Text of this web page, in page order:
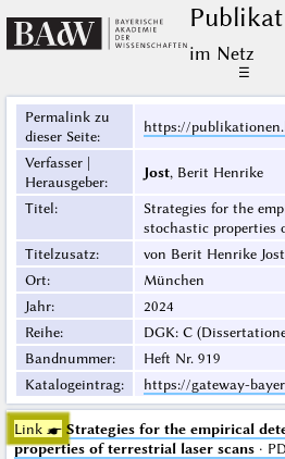
im Netz
☰
Permalink zu
dieser Seite:
https://
Verfasser |
Herausgeber:
Jost, Berit Henrike
Titel:
Strategies for the
stochastic properties
Titelzusatz:
von Berit Henrike
Ort:
München
Jahr:
2024
Reihe:
DGK: C
Bandnummer:
Heft Nr. 919
Katalogeintrag: https://gateway-
Link ☛ Strategies for the empirical
properties of terrestrial laser scans·